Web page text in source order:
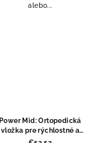
alebo...
Power Mid: Ortopedická
vložka pre rýchlostné a
silové športy